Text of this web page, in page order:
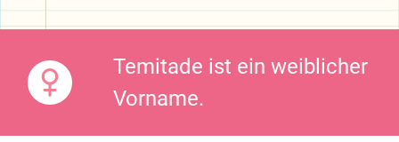
Temitade ist ein weiblicher
Vorname.